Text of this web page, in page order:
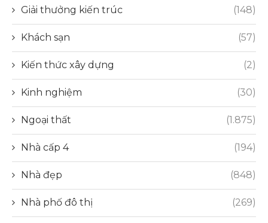
Giải thưởng kiến trúc (148)
Khách sạn (57)
Kiến thức xây dựng (2)
Kinh nghiệm (30)
Ngoại thất (1.875)
Nhà cấp 4 (194)
Nhà đẹp (848)
Nhà phố đô thị (269)